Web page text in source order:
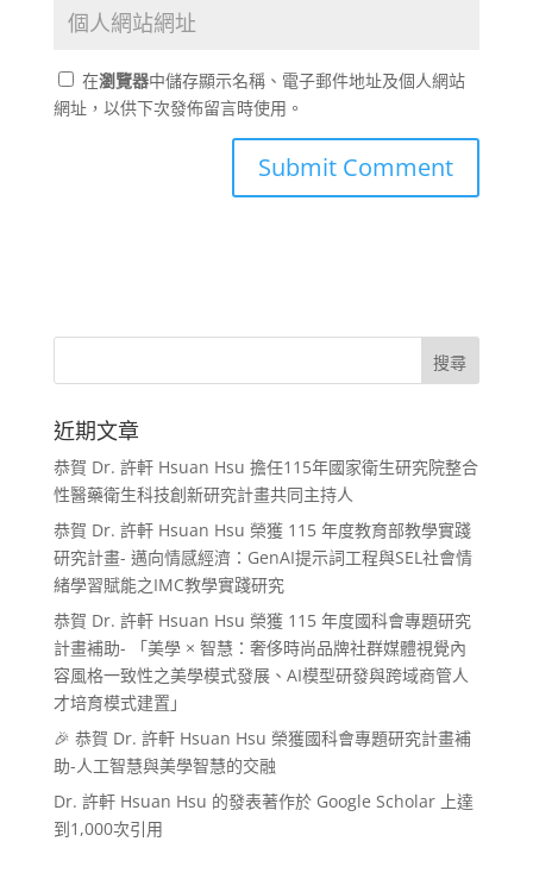
在瀏覽器中儲存顯示名稱、電子郵件地址及個人網站
網址，以供下次發佈留言時使用。
近期文章
恭賀 Dr. 許軒 Hsuan Hsu 擔任115年國家衛生研究院整合
性醫藥衛生科技創新研究計畫共同主持人
恭賀 Dr. 許軒 Hsuan Hsu 榮獲 115 年度教育部教學實踐
研究計畫- 邁向情感經濟：GenAI提示詞工程與SEL社會情
緒學習賦能之IMC教學實踐研究
恭賀 Dr. 許軒 Hsuan Hsu 榮獲 115 年度國科會專題研究
計畫補助- 「美學 × 智慧：奢侈時尚品牌社群媒體視覺內
容風格一致性之美學模式發展、AI模型研發與跨域商管人
才培育模式建置」
🎉 恭賀 Dr. 許軒 Hsuan Hsu 榮獲國科會專題研究計畫補
助-人工智慧與美學智慧的交融
Dr. 許軒 Hsuan Hsu 的發表著作於 Google Scholar 上達
到1,000次引用